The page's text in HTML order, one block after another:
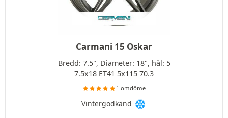
Carmani 15 Oskar
Bredd: 7.5", Diameter: 18", hål: 5
7.5x18 ET41 5x115 70.3
1 omdöme
Vintergodkänd